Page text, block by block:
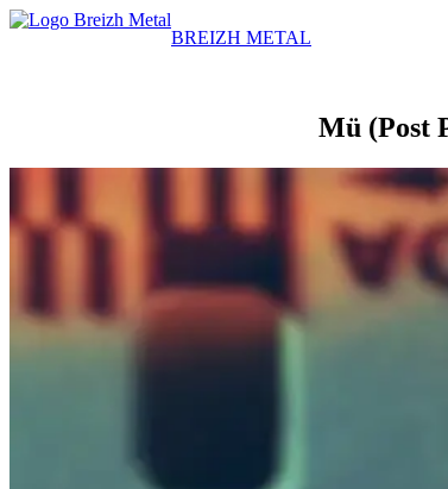
BREIZH METAL
Mü (Post